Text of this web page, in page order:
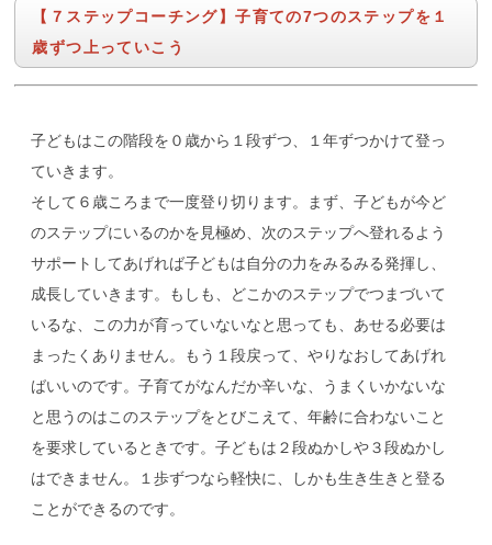
【７ステップコーチング】子育ての7つのステップを１
歳ずつ上っていこう
子どもはこの階段を０歳から１段ずつ、１年ずつかけて登っ
ていきます。
そして６歳ころまで一度登り切ります。まず、子どもが今ど
のステップにいるのかを見極め、次のステップへ登れるよう
サポートしてあげれば子どもは自分の力をみるみる発揮し、
成長していきます。もしも、どこかのステップでつまづいて
いるな、この力が育っていないなと思っても、あせる必要は
まったくありません。もう１段戻って、やりなおしてあげれ
ばいいのです。子育てがなんだか辛いな、うまくいかないな
と思うのはこのステップをとびこえて、年齢に合わないこと
を要求しているときです。子どもは２段ぬかしや３段ぬかし
はできません。１歩ずつなら軽快に、しかも生き生きと登る
ことができるのです。